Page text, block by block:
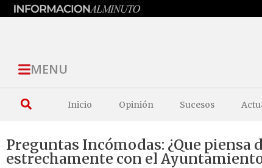
MENU
Inicio Opinión Sucesos
Preguntas Incómodas: ¿Que piensa
estrechamente con el